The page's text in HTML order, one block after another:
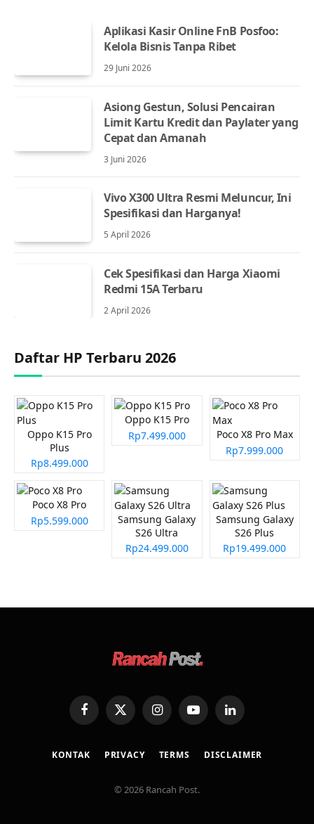
Aplikasi Kasir Online FnB Posfoo:
Kelola Bisnis Tanpa Ribet
29 Juni 2026
Asiong Gestun, Solusi Pencairan
Limit Kartu Kredit dan Paylater yang
Cepat dan Amanah
3 Juni 2026
Vivo X300 Ultra Resmi Meluncur, Ini
Spesifikasi dan Harganya!
5 April 2026
Cek Spesifikasi dan Harga Xiaomi
Redmi 15A Terbaru
2 April 2026
Daftar HP Terbaru 2026
Oppo K15 Pro
Plus
Rp8.499.000
Oppo K15 Pro
Rp7.499.000
Poco X8 Pro Max
Rp7.999.000
Poco X8 Pro
Rp5.599.000
Samsung Galaxy
S26 Ultra
Rp24.499.000
Samsung Galaxy
S26 Plus
Rp19.499.000
FacebookX
(Twitter)
InstagramYouTubeLinkedIn
KONTAK PRIVACY TERMS DISCLAIMER
© 2026 Rancah Post.